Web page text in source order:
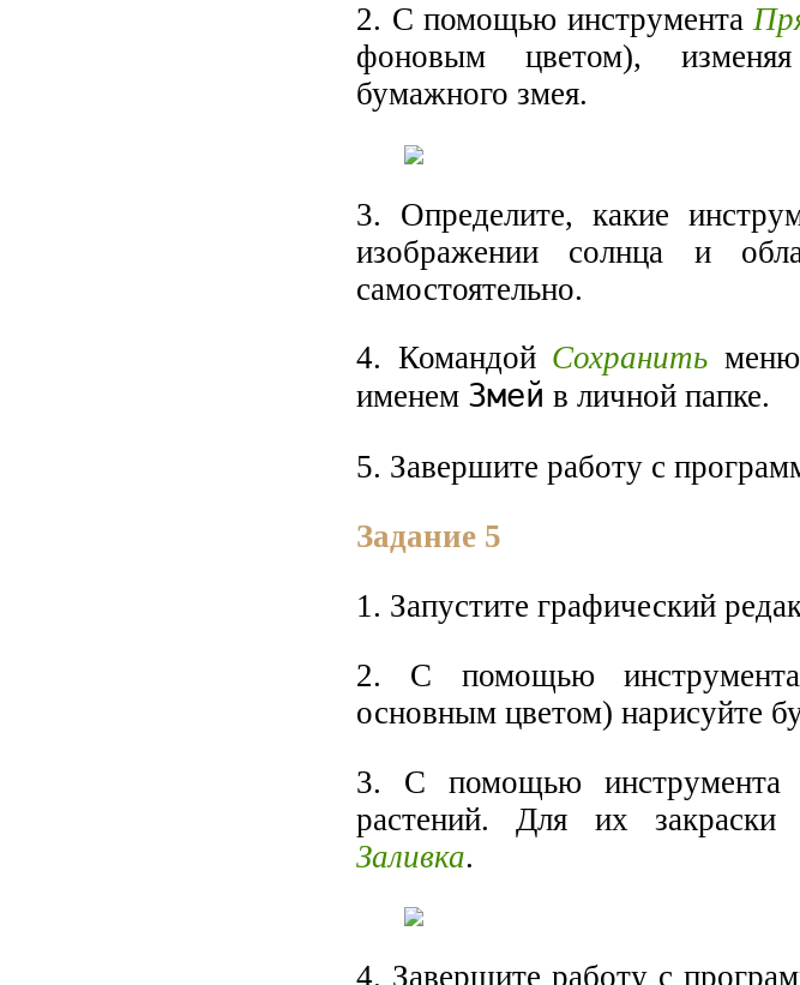
2. С помощью инструмента
фоновым цветом),
бумажного змея.
3. Определите, какие
изображении солнца и
самостоятельно.
4. Командой Сохранить меню
именем Змей в личной папке.
5. Завершите работу с
Задание 5
1. Запустите графический
2. С помощью
основным цветом) нарисуйте
3. С помощью инструмента
растений. Для их закраски
Заливка.
4. Завершите работу с